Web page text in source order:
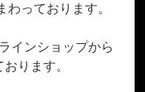
っております。
インショップから
ります。